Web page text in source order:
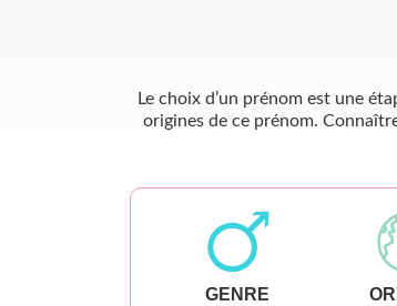
Le choix d’un prénom est une
origines de ce prénom.
GENRE